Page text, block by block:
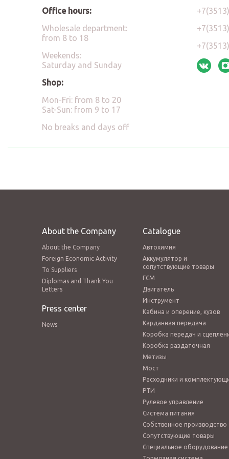
Office hours:
Wholesale department:
from 8 to 18
Weekends:
Saturday and Sunday
Shop:
Mon-Fri: from 8 to 20
Sat-Sun: from 9 to 17
No breaks and days off
About the Company
About the Company
Foreign Economic Activity
To Suppliers
Diplomas and Thank You
Letters
Press center
News
Catalogue
Автохимия
Аккумулятор и
сопутствующие товары
ГСМ
Двигатель
Инструмент
Кабина и оперение, кузов
Карданная передача
Коробка передач и
Коробка раздаточная
Метизы
Мост
Расходники и
РТИ
Рулевое управление
Система питания
Собственное производство
Сопутствующие товары
Специальное оборудование